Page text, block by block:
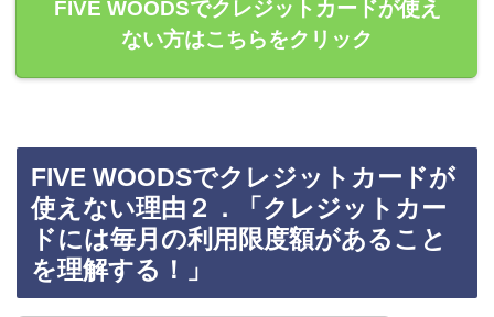
FIVE WOODSでクレジットカードが使え
ない方はこちらをクリック
FIVE WOODSでクレジットカードが
使えない理由２．「クレジットカー
ドには毎月の利用限度額があること
を理解する！」